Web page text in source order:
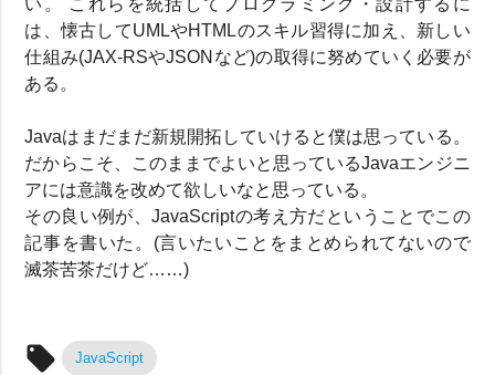
は、懐古してUMLやHTMLのスキル習得に加え、新しい
仕組み(JAX-RSやJSONなど)の取得に努めていく必要が
ある。
Javaはまだまだ新規開拓していけると僕は思っている。
だからこそ、このままでよいと思っているJavaエンジニ
アには意識を改めて欲しいなと思っている。
その良い例が、JavaScriptの考え方だということでこの
記事を書いた。(言いたいことをまとめられてないので
滅茶苦茶だけど……)
local_offer JavaScript